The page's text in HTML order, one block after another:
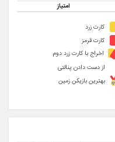
امتیاز
کارت زرد
کارت قرمز
اخراج با کارت زرد دوم
از دست دادن پنالتی
بهترین بازیکن زمین